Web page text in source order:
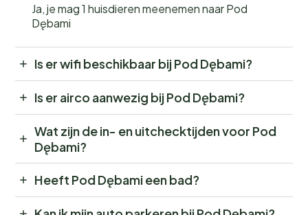
Ja, je mag 1 huisdieren meenemen naar Pod
Dębami
Is er wifi beschikbaar bij Pod Dębami?
Is er airco aanwezig bij Pod Dębami?
Wat zijn de in- en uitchecktijden voor Pod
Dębami?
Heeft Pod Dębami een bad?